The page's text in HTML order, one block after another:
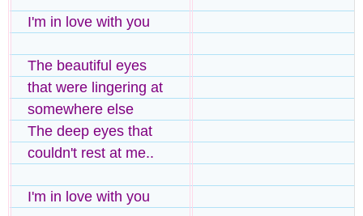
I'm in love with you
The beautiful eyes
that were lingering at
somewhere else
The deep eyes that
couldn't rest at me..
I'm in love with you